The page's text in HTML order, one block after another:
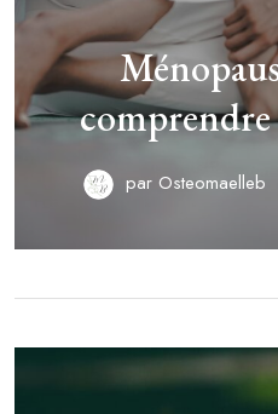
vivre
par Osteomaelleb